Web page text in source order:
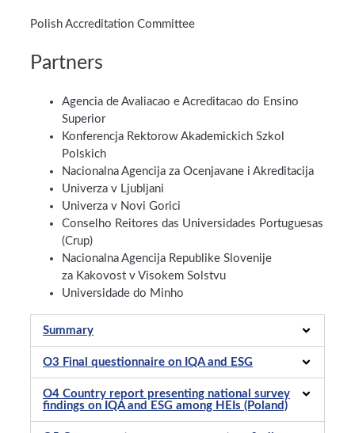
Polish Accreditation Committee
Partners
Agencia de Avaliacao e Acreditacao do Ensino
Superior
Konferencja Rektorow Akademickich Szkol
Polskich
Nacionalna Agencija za Ocenjavane i Akreditacija
Univerza v Ljubljani
Univerza v Novi Gorici
Conselho Reitores das Universidades Portuguesas
(Crup)
Nacionalna Agencija Republike Slovenije
za Kakovost v Visokem Solstvu
Universidade do Minho
Summary
O3 Final questionnaire on IQA and ESG
O4 Country report presenting national survey
findings on IQA and ESG among HEIs (Poland)